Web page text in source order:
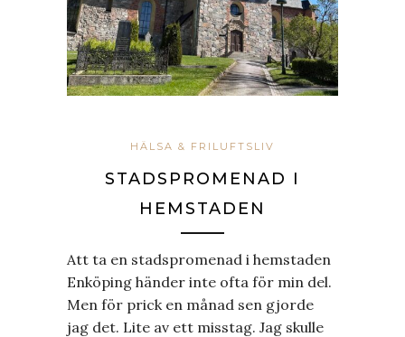
HÄLSA & FRILUFTSLIV
STADSPROMENAD I
HEMSTADEN
Att ta en stadspromenad i hemstaden
Enköping händer inte ofta för min del.
Men för prick en månad sen gjorde
jag det. Lite av ett misstag. Jag skulle